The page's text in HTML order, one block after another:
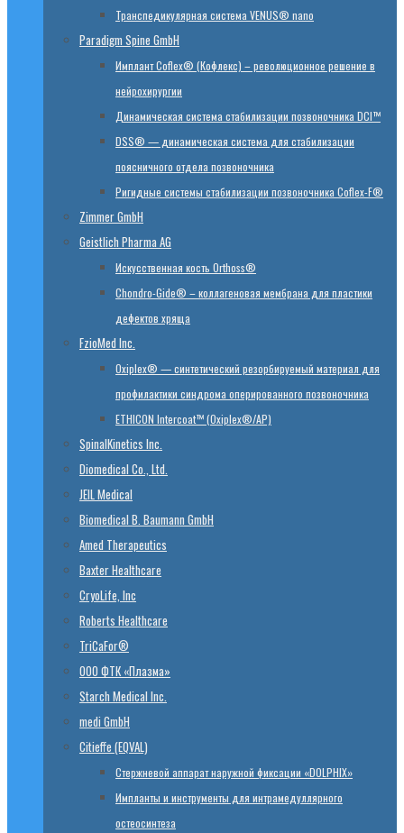
Транспедикулярная система VENUS® nano
Paradigm Spine GmbH
Имплант Coflex® (Кофлекс) – революционное решение в
нейрохирургии
Динамическая система стабилизации позвоночника DCI™
DSS® — динамическая система для стабилизации
поясничного отдела позвоночника
Ригидные системы стабилизации позвоночника Coflex-F®
Zimmer GmbH
Geistlich Pharma AG
Искусственная кость Orthoss®
Chondro-Gide® – коллагеновая мембрана для пластики
дефектов хряща
FzioMed Inc.
Oxiplex® — синтетический резорбируемый материал для
профилактики синдрома оперированного позвоночника
ETHICON Intercoat™ (Oxiplex®/AP)
SpinalKinetics Inc.
Diomedical Co., Ltd.
JEIL Medical
Biomedical B. Baumann GmbH
Amed Therapeutics
Baxter Healthcare
CryoLife, Inc
Roberts Healthcare
TriCaFor®
ООО ФТК «Плазма»
Starch Medical Inc.
medi GmbH
Citieffe (EQVAL)
Стержневой аппарат наружной фиксации «DOLPHIX»
Импланты и инструменты для интрамедуллярного
остеосинтеза